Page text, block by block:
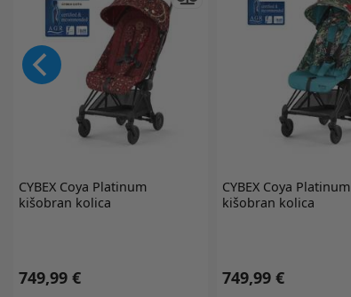
CYBEXCoya Platinum
kišobran kolica
749,99 €
CYBEX Coya Platinum
kišobran kolica
749,99 €